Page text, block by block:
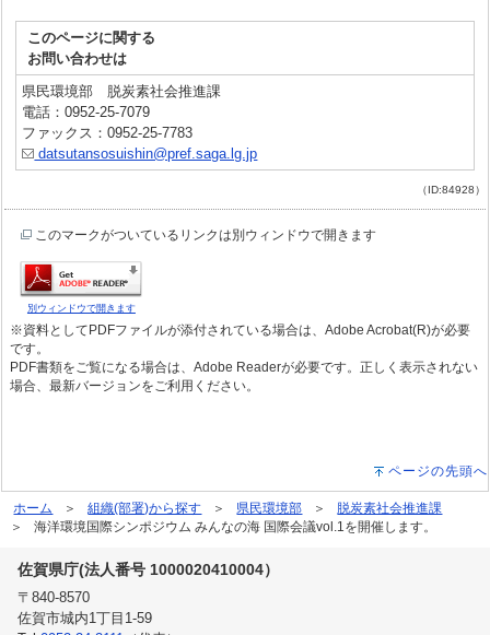
このページに関する
お問い合わせは
県民環境部 脱炭素社会推進課
電話：0952-25-7079
ファックス：0952-25-7783
datsutansosuishin@pref.saga.lg.jp
（ID:84928）
このマークがついているリンクは別ウィンドウで開きます
別ウィンドウで開きます
※資料としてPDFファイルが添付されている場合は、Adobe Acrobat(R)が必要
です。
PDF書類をご覧になる場合は、Adobe Readerが必要です。正しく表示されない
場合、最新バージョンをご利用ください。
ページの先頭へ
ホーム 組織(部署)から探す 県民環境部
脱炭素社会推進課
海洋環境国際シンポジウム みんなの海 国際会議vol.1を開催します。
佐賀県庁(法人番号 1000020410004）
〒840-8570
佐賀市城内1丁目1-59